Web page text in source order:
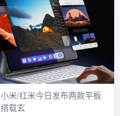
感以及重量方面也许能为用户带来
惊喜。根据官方放出的侧面图来
看，该平板可能会采用金属边框，
而且机身非常纤薄。从名字中我们
也能看出小新AI平板Pro GT的AI能
力一定是其主要特点。根据联想此
前发布的202...
小米/红米今日发布两款平板
搭载玄